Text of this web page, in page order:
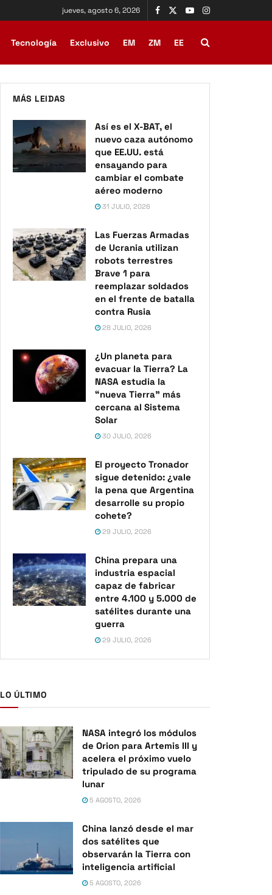
jueves, agosto 6, 2026
Tecnología Exclusivo EM ZM EE
MÁS LEIDAS
Así es el X-BAT, el
nuevo caza autónomo
que EE.UU. está
ensayando para
cambiar el combate
aéreo moderno
31 JULIO, 2026
Las Fuerzas Armadas
de Ucrania utilizan
robots terrestres
Brave 1 para
reemplazar soldados
en el frente de batalla
contra Rusia
28 JULIO, 2026
¿Un planeta para
evacuar la Tierra? La
NASA estudia la
“nueva Tierra” más
cercana al Sistema
Solar
30 JULIO, 2026
El proyecto Tronador
sigue detenido: ¿vale
la pena que Argentina
desarrolle su propio
cohete?
29 JULIO, 2026
China prepara una
industria espacial
capaz de fabricar
entre 4.100 y 5.000 de
satélites durante una
guerra
29 JULIO, 2026
LO ÚLTIMO
NASA integró los módulos
de Orion para Artemis III y
acelera el próximo vuelo
tripulado de su programa
lunar
5 AGOSTO, 2026
China lanzó desde el mar
dos satélites que
observarán la Tierra con
inteligencia artificial
5 AGOSTO, 2026